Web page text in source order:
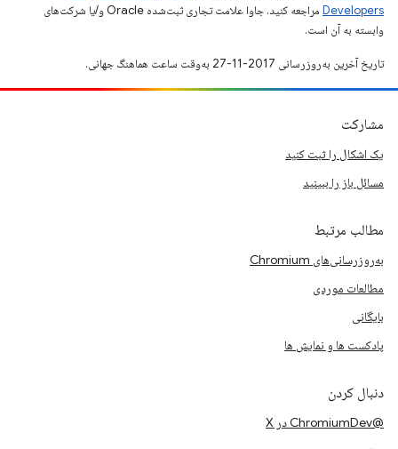
Developers‏
مراجعه کنید. جاوا علامت تجاری ثبت‌شده Oracle و/یا شرکت‌های
وابسته به آن است.
تاریخ آخرین به‌روزرسانی 2017-11-27 به‌وقت ساعت هماهنگ جهانی.
مشارکت
یک اشکال را ثبت کنید
مسائل باز را ببینید
مطالب مرتبط
به‌روزرسانی‌های Chromium
مطالعات موردی
بایگانی
پادکست ها و نمایش ها
دنبال کردن
@ChromiumDev در X